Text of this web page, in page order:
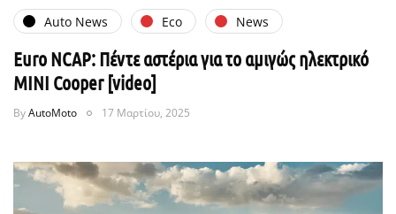
Auto News Eco News
Euro NCAP: Πέντε αστέρια για το αμιγώς ηλεκτρικό
MINI Cooper [video]
ByAutoMoto 17 Μαρτίου, 2025